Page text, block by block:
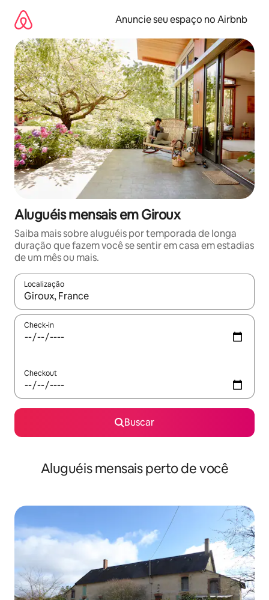
para
conteúdo
Anuncie seu espaço no Airbnb
Aluguéis mensais em Giroux
Saiba mais sobre aluguéis por temporada de longa
duração que fazem você se sentir em casa em estadias
de um mês ou mais.
Localização
Quando os resultados estiverem disponíveis, explore-os
Check-in
Checkout
Buscar
Aluguéis mensais perto de você